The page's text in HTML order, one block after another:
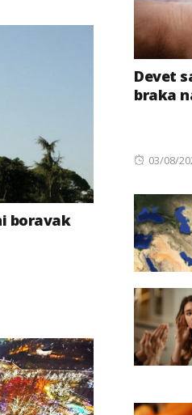
boravak
Devet
braka
Posted
03/08/